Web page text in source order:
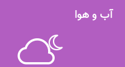
آب و هوا